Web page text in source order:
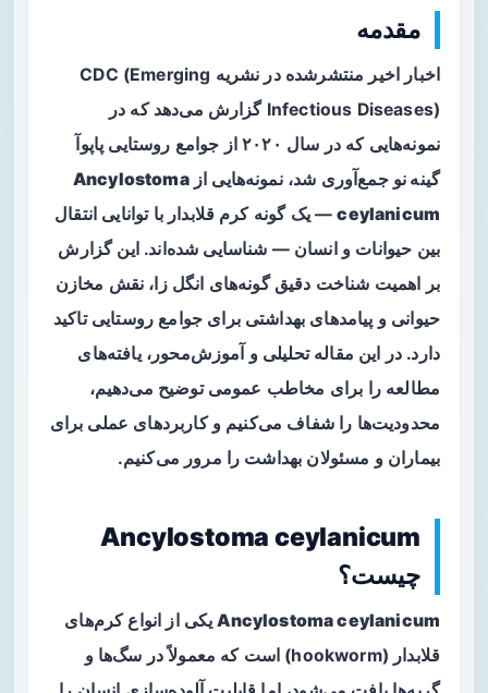
مقدمه
اخبار اخیر منتشرشده در نشریه CDC (Emerging
Infectious Diseases) گزارش می‌دهد که در
نمونه‌هایی که در سال ۲۰۲۰ از جوامع روستایی
پاپوآ
گینه نو جمع‌آوری شد، نمونه‌هایی ازAncylostoma
ceylanicum— یک گونه کرم قلابدار با توانایی انتقال
بین حیوانات و انسان — شناسایی شده‌اند. این گزارش
بر اهمیت شناخت دقیق گونه‌های انگل‌ زا، نقش مخازن
حیوانی و پیامدهای بهداشتی برای جوامع روستایی تاکید
دارد. در این مقاله تحلیلی و آموزش‌محور، یافته‌های
مطالعه را برای مخاطب عمومی توضیح می‌دهیم،
محدودیت‌ها را شفاف می‌کنیم و کاربردهای عملی برای
بیماران و مسئولان بهداشت را مرور می‌کنیم.
Ancylostoma ceylanicum
چیست؟
Ancylostoma ceylanicumیکی از انواع کرم‌های
قلابدار (hookworm) است که معمولاً در سگ‌ها و